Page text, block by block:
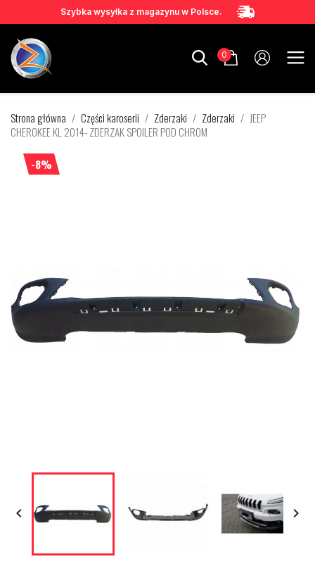
Szybka wysyłka z magazynu w Polsce.
0
Strona główna Części karoserii Zderzaki Zderzaki
JEEP
CHEROKEE KL 2014- ZDERZAK SPOILER POD CHROM
-8%
 